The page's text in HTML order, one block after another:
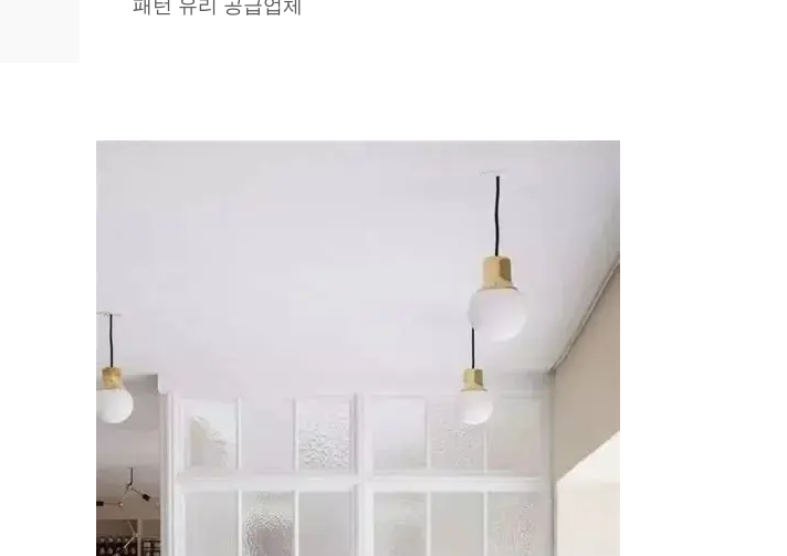
패턴 유리 공급업체